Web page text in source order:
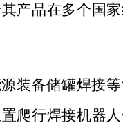
产品在多个国
装备储罐焊接等
爬行焊接机器